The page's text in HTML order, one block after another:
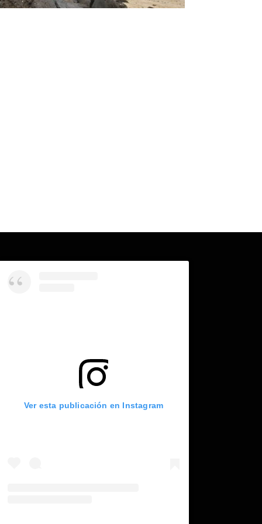
Ver esta publicación en Instagram